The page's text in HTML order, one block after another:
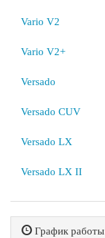
Vario V2
Vario V2+
Versado
Versado CUV
Versado LX
Versado LX II
График работы